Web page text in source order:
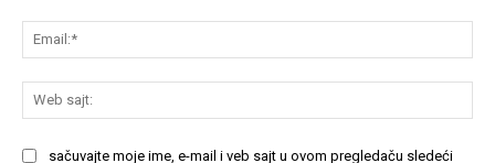
sačuvajte moje ime, e-mail i veb sajt u ovom pregledaču sledeći